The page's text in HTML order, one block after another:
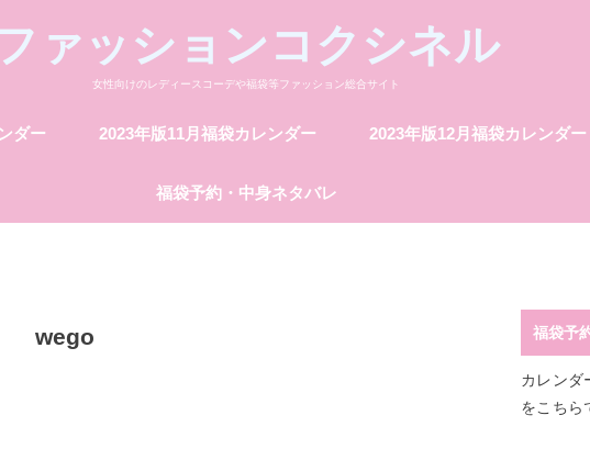
ァッションコクシネル
女性向けのレディースコーデや福袋等ファッション総合サイト
ダー 2023年版11月福袋カレンダー 2023年版12月福袋カレンダー
福袋予約・中身ネタバレ
wego 福袋予
カレンダ
をこちら